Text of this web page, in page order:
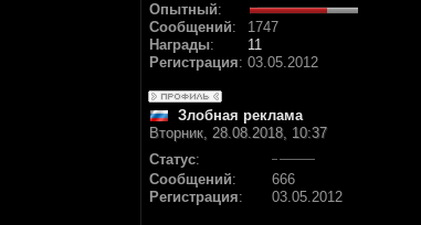
Опытный:
Сообщений:
1747
Награды:
11
Регистрация: 03.05.2012
Злобная реклама
Вторник, 28.08.2018, 10:37
Статус:
Сообщений:
666
Регистрация: 03.05.2012